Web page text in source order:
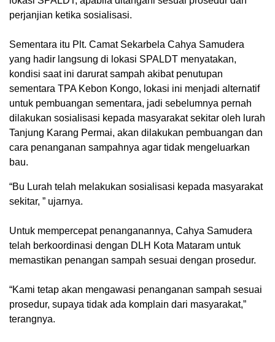
perjanjian ketika sosialisasi.
Sementara itu Plt. Camat Sekarbela Cahya Samudera
yang hadir langsung di lokasi SPALDT menyatakan,
kondisi saat ini darurat sampah akibat penutupan
sementara TPA Kebon Kongo, lokasi ini menjadi alternatif
untuk pembuangan sementara, jadi sebelumnya pernah
dilakukan sosialisasi kepada masyarakat sekitar oleh lurah
Tanjung Karang Permai, akan dilakukan pembuangan dan
cara penanganan sampahnya agar tidak mengeluarkan
bau.
“Bu Lurah telah melakukan sosialisasi kepada masyarakat
sekitar, ” ujarnya.
Untuk mempercepat penanganannya, Cahya Samudera
telah berkoordinasi dengan DLH Kota Mataram untuk
memastikan penangan sampah sesuai dengan prosedur.
“Kami tetap akan mengawasi penanganan sampah sesuai
prosedur, supaya tidak ada komplain dari masyarakat,”
terangnya.